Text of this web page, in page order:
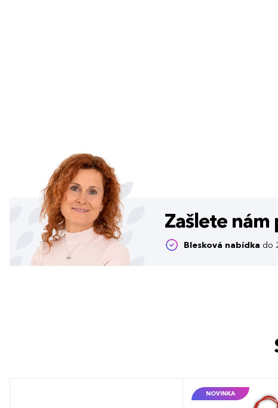
Zašlete
Blesková nabídka do
NOVINKA